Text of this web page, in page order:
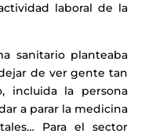
laboral de la
sanitario planteaba
de ver gente tan
incluida la persona
a parar la medicina
Para el sector